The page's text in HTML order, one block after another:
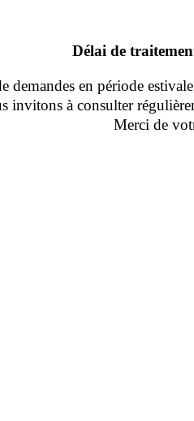
Délai de
demandes en période
invitons à consulter
Merci de